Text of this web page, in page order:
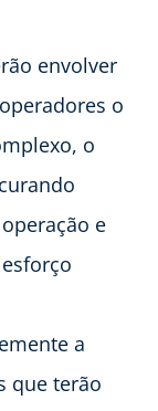
envolver
o
o
e
a
que terão